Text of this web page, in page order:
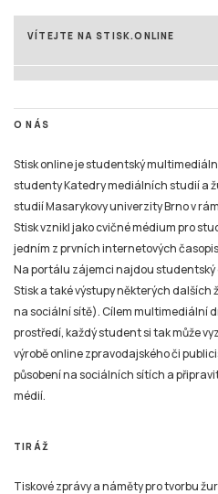
VÍTEJTE NA STISK.ONLINE
O NÁS
Stisk online je studentský
studenty Katedry mediálních studií a
studií Masarykovy univerzity Brno v
Stisk vznikl jako cvičné médium pro
jedním z prvních internetových
Na portálu zájemci najdou studentský
Stisk a také výstupy některých
na sociální sítě). Cílem multimediální
prostředí, každý student si tak může
výrobě online zpravodajského či
působení na sociálních sítích a
médií.
TIRÁŽ
Tiskové zprávy a náměty pro tvorbu